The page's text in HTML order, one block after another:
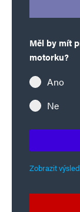
Měl by mít
motorku?
Ano
Ne
Zobrazit